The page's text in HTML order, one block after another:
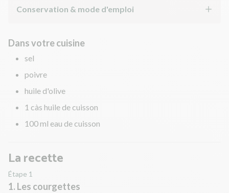
Conservation & mode d'emploi
Dans votre cuisine
sel
poivre
huile d'olive
1 càs huile de cuisson
100 ml eau de cuisson
La recette
Étape 1
1. Les courgettes